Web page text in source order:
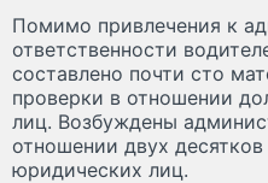
Помимо привлечения к
ответственности
составлено почти сто
проверки в отношении
лиц. Возбуждены
отношении двух
юридических лиц.